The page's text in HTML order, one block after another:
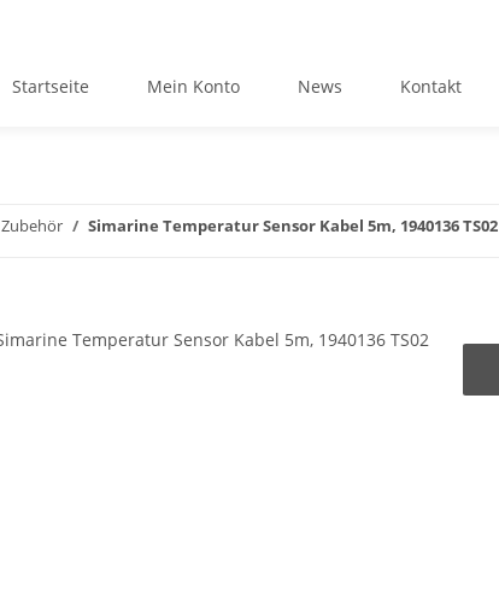
Startseite Mein Konto News Kontakt
Zubehör Simarine Temperatur Sensor Kabel 5m, 1940136 TS02